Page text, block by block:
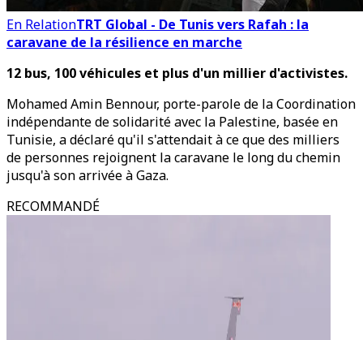
En RelationTRT Global - De Tunis vers Rafah : la
caravane de la résilience en marche
12 bus, 100 véhicules et plus d'un millier d'activistes.
Mohamed Amin Bennour, porte-parole de la Coordination
indépendante de solidarité avec la Palestine, basée en
Tunisie, a déclaré qu'il s'attendait à ce que des milliers
de personnes rejoignent la caravane le long du chemin
jusqu'à son arrivée à Gaza.
RECOMMANDÉ